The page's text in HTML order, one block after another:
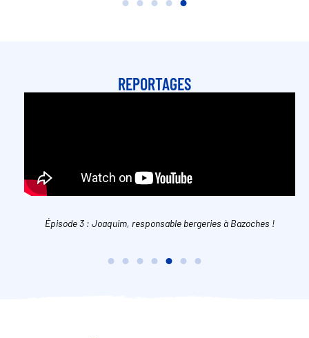
REPORTAGES
Épisode 3 : Joaquim, responsable bergeries à Bazoches !